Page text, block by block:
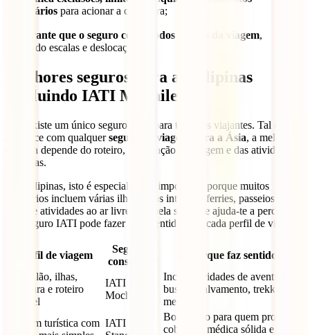
necessários para acionar a cobertura;
Garante que o seguro cobre todos os dias da viagem,
incluindo escalas e deslocações.
Melhores seguros para as Filipinas
(incluindo IATI Mochileiro)
Não existe um único seguro ideal para todos os viajantes. Tal como
acontece com qualquerseguro de viagem para a Ásia, a melhor
escolha depende do roteiro, da duração da viagem e das atividades
previstas.
Nas Filipinas, isto é especialmente importante porque muitos
itinerários incluem várias ilhas, voos internos, ferries, passeios de
barco e atividades ao ar livre. A tabela seguinte ajuda-te a perceber
que seguro IATI pode fazer mais sentido para cada perfil de viagem.
Perfil de viagem
Seguro a
considerar
Porque faz sentido
Mochilão, ilhas,
aventura e roteiro
flexível
IATI
Mochileiro
Inclui atividades de aventura,
busca e salvamento, trekking e
mergulho
Viagem turística com IATI
Boa opção para quem procura
cobertura médica sólida e